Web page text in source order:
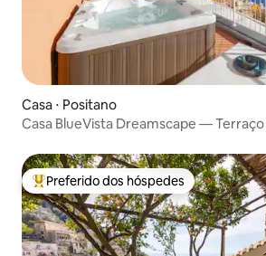
Casa ⋅ Positano
Casa BlueVista Dreamscape —
Entre os melhores preferidos dos
Preferido dos hóspedes